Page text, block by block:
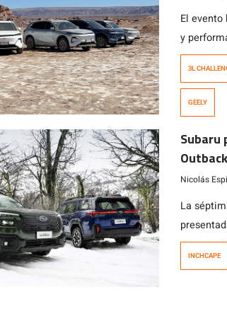
El
y
que, en
local.
3L
GEELY
Subaru
modelo
Nicolás
La
actividad
INCHCAPE